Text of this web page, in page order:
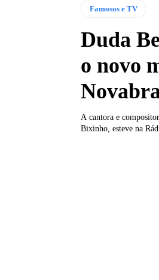
Famosos e TV
Duda
o novo
A cantora e
Bixinho, esteve na